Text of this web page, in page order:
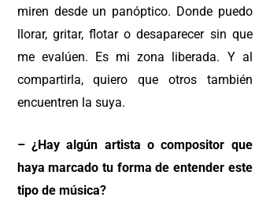
miren desde un panóptico. Donde puedo
llorar, gritar, flotar o desaparecer sin que
me evalúen. Es mi zona liberada. Y al
compartirla, quiero que otros también
encuentren la suya.
– ¿Hay algún artista o compositor que
haya marcado tu forma de entender este
tipo de música?